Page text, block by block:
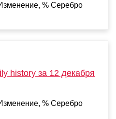
% Серебро
history за 12 декабря
% Серебро